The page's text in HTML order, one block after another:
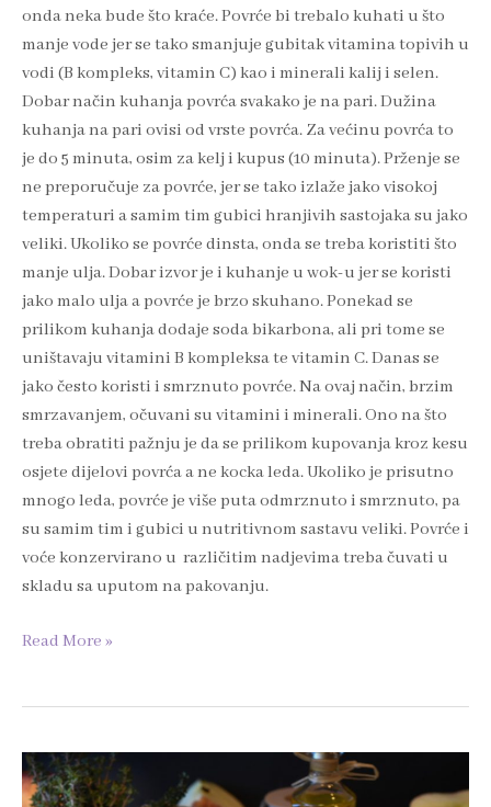
onda neka bude što kraće. Povrće bi trebalo kuhati u što
manje vode jer se tako smanjuje gubitak vitamina topivih u
vodi (B kompleks, vitamin C) kao i minerali kalij i selen.
Dobar način kuhanja povrća svakako je na pari. Dužina
kuhanja na pari ovisi od vrste povrća. Za većinu povrća to
je do 5 minuta, osim za kelj i kupus (10 minuta). Prženje se
ne preporučuje za povrće, jer se tako izlaže jako visokoj
temperaturi a samim tim gubici hranjivih sastojaka su jako
veliki. Ukoliko se povrće dinsta, onda se treba koristiti što
manje ulja. Dobar izvor je i kuhanje u wok-u jer se koristi
jako malo ulja a povrće je brzo skuhano. Ponekad se
prilikom kuhanja dodaje soda bikarbona, ali pri tome se
uništavaju vitamini B kompleksa te vitamin C. Danas se
jako često koristi i smrznuto povrće. Na ovaj način, brzim
smrzavanjem, očuvani su vitamini i minerali. Ono na što
treba obratiti pažnju je da se prilikom kupovanja kroz kesu
osjete dijelovi povrća a ne kocka leda. Ukoliko je prisutno
mnogo leda, povrće je više puta odmrznuto i smrznuto, pa
su samim tim i gubici u nutritivnom sastavu veliki. Povrće i
voće konzervirano u različitim nadjevima treba čuvati u
skladu sa uputom na pakovanju.
Read More »
Prirodni
antibiotici